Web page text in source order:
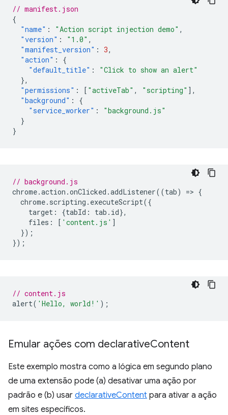
// manifest.json
{
"name" : "Action script injection demo" ,
"version" : "1.0" ,
"manifest_version" : 3,
"action" :
{
"default_title" :
"Click to show an alert"
},
"permissions" : [ "activeTab" , "scripting" ],
"background" :
{
"service_worker" :
"background.js"
}
}
// background.js
chrome.action .onClicked .addListener((tab) => {
chrome. scripting . executeScript({
target : {tabId : tab . id},
files : [ 'content.js' ]
});
});
// content.js
alert( 'Hello, world!' );
Emular ações com declarativeContent
Este exemplo mostra como a lógica em segundo plano
de uma extensão pode (a) desativar uma ação por
padrão e (b) usar declarativeContent para ativar a ação
em sites específicos.